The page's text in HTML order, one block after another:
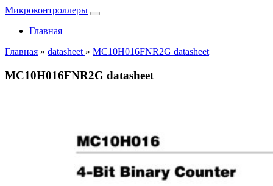
Микроконтроллеры
Главная
Главная » datasheet » MC10H016FNR2G datasheet
MC10H016FNR2G datasheet